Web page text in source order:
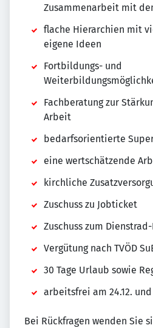
Zusammenarbeit mit
flache Hierarchien mit
eigene Ideen
Fortbildungs- und
Fachberatung zur
Arbeit
bedarfsorientierte
eine wertschätzende
kirchliche
Zuschuss zu Jobticket
Zuschuss zum
Vergütung nach TVÖD
30 Tage Urlaub sowie
arbeitsfrei am 24.12. und
Bei Rückfragen wenden Sie